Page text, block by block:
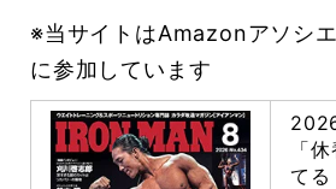
※当サイトはAmazonアソシ
に参加しています
「
てる